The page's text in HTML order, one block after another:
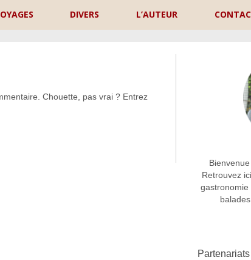
DIVERS L’AUTEUR
Commentaire ou message
Chouette, pas vrai ? Entrez
Retrouvez
gastronomie
Partenariats